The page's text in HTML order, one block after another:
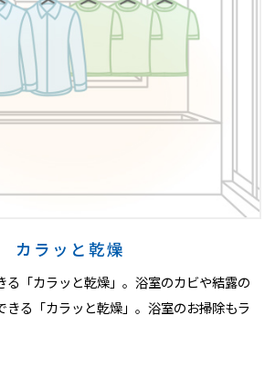
カラッと乾燥
る「カラッと乾燥」。浴室のカビや結露の
きる「カラッと乾燥」。浴室のお掃除もラ